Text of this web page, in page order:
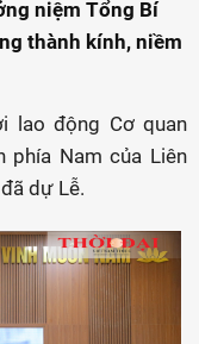
niệm Tổng Bí
thành kính, niềm
lao động Cơ quan
phía Nam của Liên
dự Lễ.